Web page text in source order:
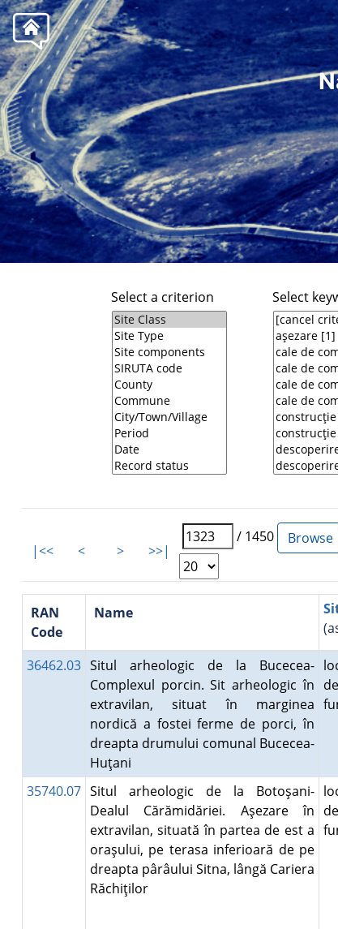
Select a criterion Select
|<< < > >>|
/ 1450
RAN
Code
Name
36462.03 Situl arheologic de la Bucecea-
Complexul porcin. Sit arheologic în
extravilan, situat în marginea
nordică a fostei ferme de porci, în
dreapta drumului comunal Bucecea-
Huţani
35740.07 Situl arheologic de la Botoşani-
Dealul Cărămidăriei. Aşezare în
extravilan, situată în partea de est a
oraşului, pe terasa inferioară de pe
dreapta pârâului Sitna, lângă Cariera
Răchiţilor